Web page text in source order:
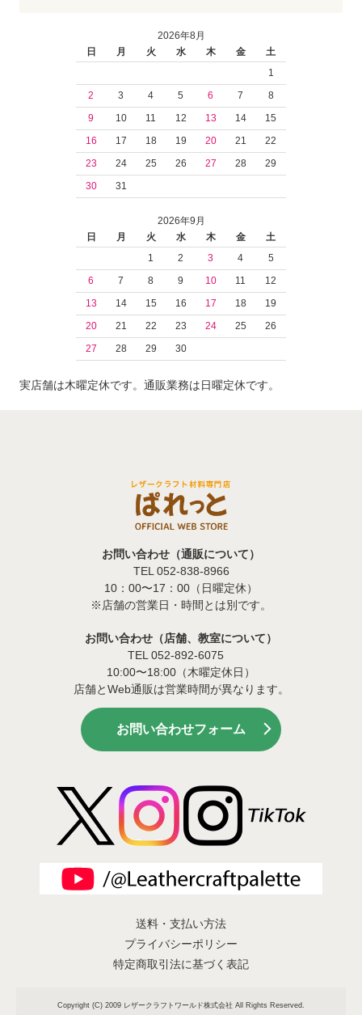
2026年8月
日
月 火 水 木 金
土
1
2
3 4 5 6 7
8
9
10 11 12 13 14
15
16
17 18 19 20 21
22
23
24 25 26 27 28
29
30
31
2026年9月
日
月 火 水 木 金
土
1
2 3 4
5
6
7 8 9 10 11
12
13
14 15 16 17 18
19
20
21 22 23 24 25
26
27
28 29 30
実店舗は木曜定休です。通販業務は日曜定休です。
お問い合わせ（通販について）
TEL 052-838-8966
10：00〜17：00（日曜定休）
※店舗の営業日・時間とは別です。
お問い合わせ（店舗、教室について）
TEL 052-892-6075
10:00〜18:00（木曜定休日）
店舗とWeb通販は営業時間が異なります。
お問い合わせフォーム
送料・支払い方法
プライバシーポリシー
特定商取引法に基づく表記
Copyright (C) 2009 レザークラフトワールド株式会社 All Rights Reserved.